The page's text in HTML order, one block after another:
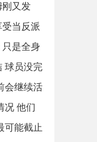
刚又发
当反派
是全身
球员没完
会继续活
况 他们
可能截止